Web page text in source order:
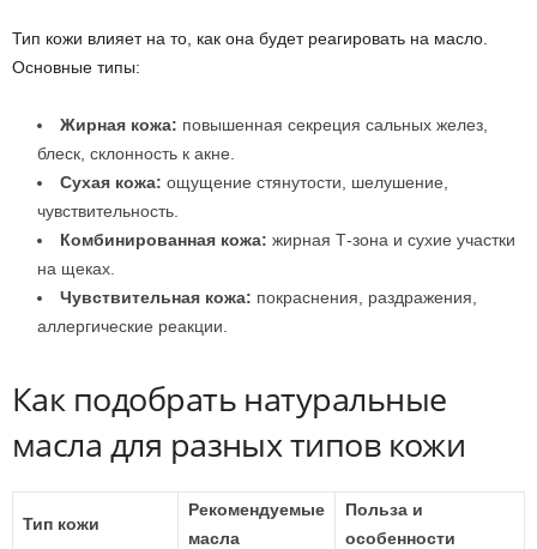
Тип кожи влияет на то, как она будет реагировать на масло.
Основные типы:
Жирная кожа: повышенная секреция сальных желез,
блеск, склонность к акне.
Сухая кожа: ощущение стянутости, шелушение,
чувствительность.
Комбинированная кожа: жирная Т-зона и сухие участки
на щеках.
Чувствительная кожа: покраснения, раздражения,
аллергические реакции.
Как подобрать натуральные
масла для разных типов кожи
Тип кожи
Рекомендуемые
масла
Польза и
особенности